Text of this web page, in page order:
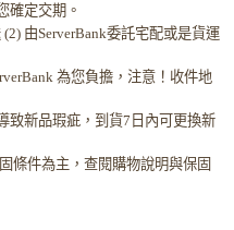
確定交期。
由ServerBank委託宅配或是貨運
為您負擔，注意！收件地
致新品瑕疵，到貨7日內可更換新
條件為主，查閱購物說明與保固